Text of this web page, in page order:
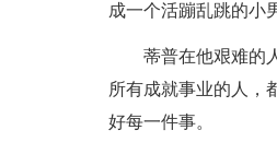
成一个活蹦乱跳的小
蒂普在他艰难的
所有成就事业的人，
好每一件事。